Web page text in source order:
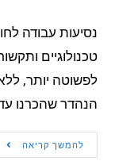
נסיעות עבודה
טכנולוגיים
לפשוטה יותר,
הנהדר שהכרנו
להמשך קריאה